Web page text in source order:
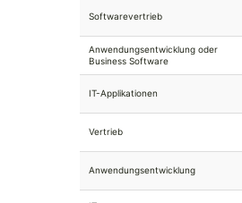
Softwarevertrieb
Anwendungsentwicklung oder
Business Software
IT-Applikationen
Vertrieb
Anwendungsentwicklung